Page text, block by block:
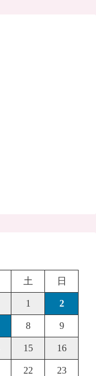
土 日
1 2
8 9
15 16
22 23